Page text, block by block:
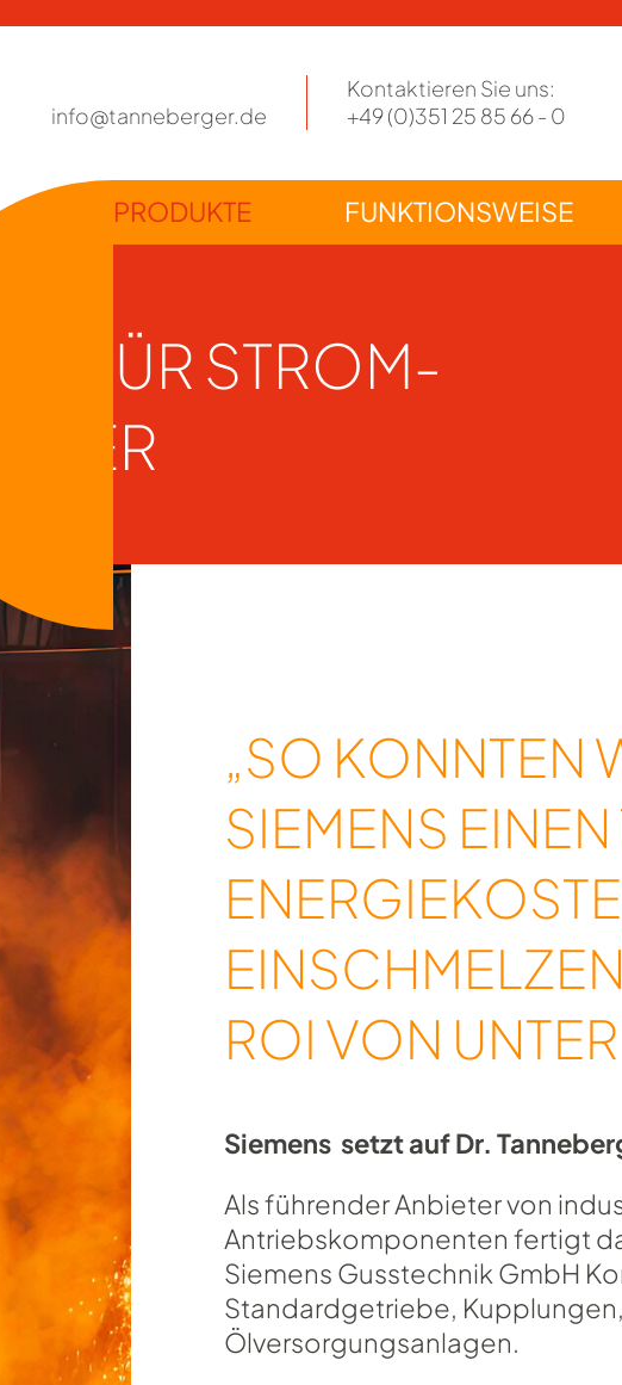
info@tanneberger.de
Kontaktieren Sie uns:
+49 (0)351 25 85 66 - 0
Navigation
überspringen
PRODUKTE FUNKTIONSWEISE
FÜR STROM-
„SO KONNTEN
SIEMENS
ROI VON UNTER
Siemens setzt auf Dr.
Als führender Anbieter von
Antriebskomponenten fertigt
Siemens Gusstechnik GmbH
Standardgetriebe,
Ölversorgungsanlagen.